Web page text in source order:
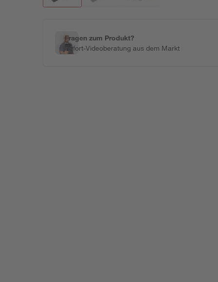
Fragen zum Produkt?
Sofort-Videoberatung aus dem Markt